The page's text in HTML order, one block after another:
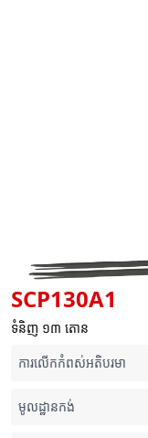
SCP130A1
ទំនិញ ១៣ តោន
ការលើកកំពស់អតិបរមា
មូលដ្ឋានកង់